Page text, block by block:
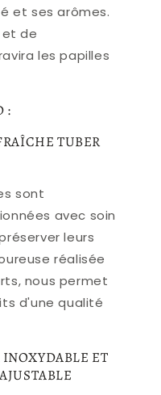
et ses arômes.
de
les papilles
:
TUBER
sont
avec soin
leurs
réalisée
nous permet
d'une qualité
ET